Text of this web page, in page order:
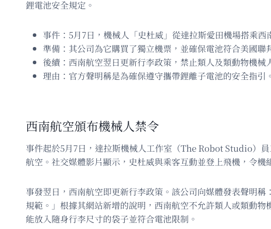
鋰電池安全規定。
事件：5月7日，機械人「史杜威」從達拉斯愛田機場搭乘西
準備：其公司為它購買了獨立機票，並確保電池符合美國聯
後續：西南航空翌日更新行李政策，禁止類人及類動物機械
理由：官方聲明稱是為確保遵守攜帶鋰離子電池的安全指引。
西南航空頒布機械人禁令
事件起於5月7日，達拉斯機械人工作室（The Robot Studio）
航空。社交媒體影片顯示，史杜威與乘客互動並登上飛機，令機
事發翌日，西南航空即更新行李政策。該公司向媒體發表聲明
規範。」根據其網站新增的說明，西南航空不允許類人或類動
能放入隨身行李尺寸的袋子並符合電池限制。